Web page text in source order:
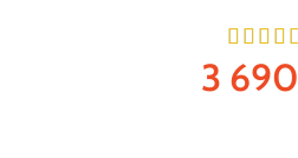
3 690